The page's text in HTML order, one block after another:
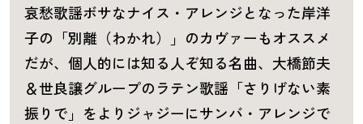
哀愁歌謡ボサなナイス・アレンジとなった岸洋
子の「別離（わかれ）」のカヴァーもオススメ
だが、個人的には知る人ぞ知る名曲、大橋節夫
＆世良譲グループのラテン歌謡「さりげない素
振りで」をよりジャジーにサンバ・アレンジで